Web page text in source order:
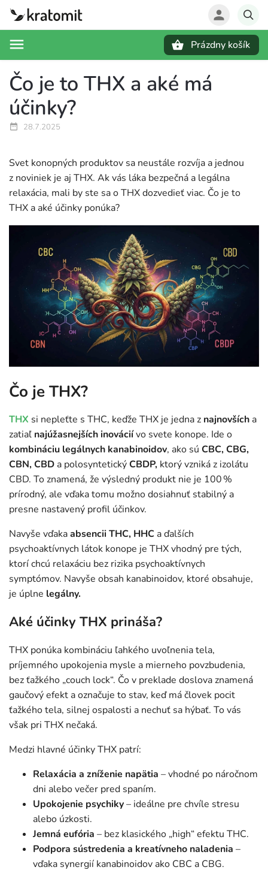
Prázdny košík
Čo je to THX a aké má
účinky?
28.7.2025
Svet konopných produktov sa neustále rozvíja a jednou
z noviniek je aj THX. Ak vás láka bezpečná a legálna
relaxácia, mali by ste sa o THX dozvedieť viac. Čo je to
THX a aké účinky ponúka?
Čo je THX?
THX si nepleťte s THC, keďže THX je jedna z najnovších a
zatiaľ najúžasnejších inováciívo svete konope. Ide o
kombináciu legálnych kanabinoidov, ako sú CBC, CBG,
CBN, CBD a polosyntetickýCBDP, ktorý vzniká z izolátu
CBD. To znamená, že výsledný produkt nie je 100 %
prírodný, ale vďaka tomu možno dosiahnuť stabilný a
presne nastavený profil účinkov.
Navyše vďakaabsencii THC, HHC a ďalších
psychoaktívnych látok konope je THX vhodný pre tých,
ktorí chcú relaxáciu bez rizika psychoaktívnych
symptómov. Navyše obsah kanabinoidov, ktoré obsahuje,
je úplne legálny.
Aké účinky THX prináša?
THX ponúka kombináciu ľahkého uvoľnenia tela,
príjemného upokojenia mysle a mierneho povzbudenia,
bez ťažkého „couch lock“. Čo v preklade doslova znamená
gaučový efekt a označuje to stav, keď má človek pocit
ťažkého tela, silnej ospalosti a nechuť sa hýbať. To vás
však pri THX nečaká.
Medzi hlavné účinky THX patrí:
Relaxácia a zníženie napätia – vhodné po náročnom
dni alebo večer pred spaním.
Upokojenie psychiky– ideálne pre chvíle stresu
alebo úzkosti.
Jemná eufória – bez klasického „high“ efektu THC.
Podpora sústredenia a kreatívneho naladenia –
vďaka synergií kanabinoidov ako CBC a CBG.